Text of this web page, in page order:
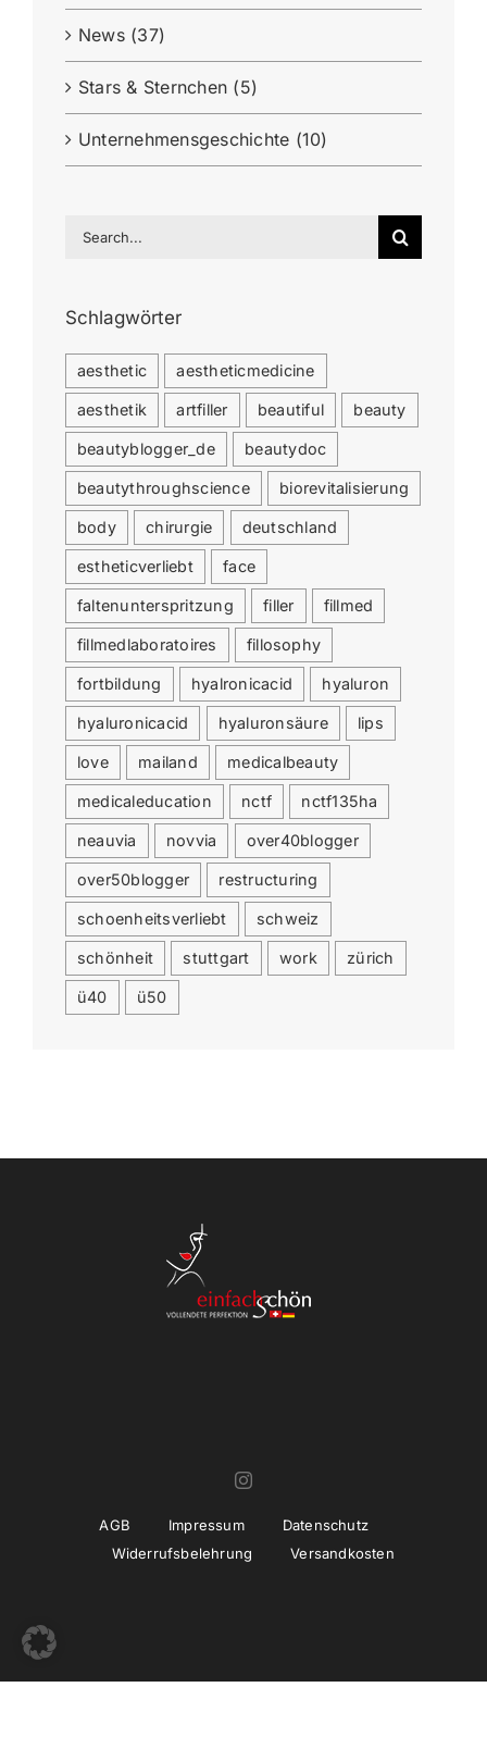
News (37)
Stars & Sternchen (5)
Unternehmensgeschichte (10)
Search
Schlagwörter
aesthetic aestheticmedicine
aesthetik artfiller beautiful beauty
beautyblogger_de beautydoc
beautythroughscience biorevitalisierung
body chirurgie deutschland
estheticverliebt face
faltenunterspritzung filler fillmed
fillmedlaboratoires fillosophy
fortbildung hyalronicacid hyaluron
hyaluronicacid hyaluronsäure lips
love mailand medicalbeauty
medicaleducation nctf nctf135ha
neauvia novvia over40blogger
over50blogger restructuring
schoenheitsverliebt schweiz
schönheit stuttgart work zürich
ü40 ü50
AGB Impressum
Datenschutz
Widerrufsbelehrung
Versandkosten